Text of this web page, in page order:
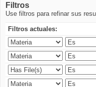
Filtros
Use filtros para refinar sus
Filtros actuales: